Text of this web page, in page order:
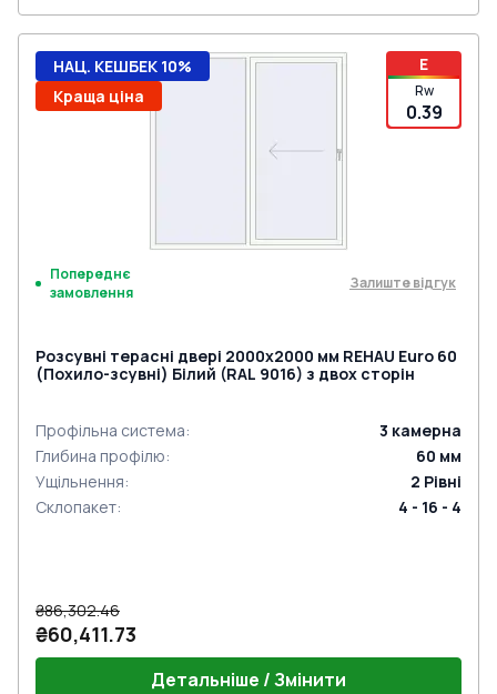
E
Rw
0.39
НАЦ. КЕШБЕК 10%
Краща ціна
Попереднє
замовлення
Залиште відгук
Розсувні терасні двері 2000x2000 мм REHAU Euro 60
(Похило-зсувні) Білий (RAL 9016) з двох сторін
Профільна система: 3 камерна
Глибина профілю: 60 мм
Ущільнення: 2 Рівні
Склопакет: 4 - 16 - 4
₴86,302.46
₴60,411.73
Детальніше / Змінити